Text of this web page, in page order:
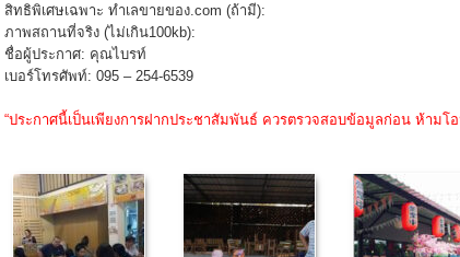
สิทธิพิเศษเฉพาะ ทำเลขายของ.com (ถ้ามี):
ภาพสถานที่จริง (ไม่เกิน100kb):
ชื่อผู้ประกาศ: คุณไบรท์
เบอร์โทรศัพท์: 095 – 254-6539
“ประกาศนี้เป็นเพียงการฝากประชาสัมพันธ์ ควรตรวจสอบข้อมูลก่อน ห้ามโอ